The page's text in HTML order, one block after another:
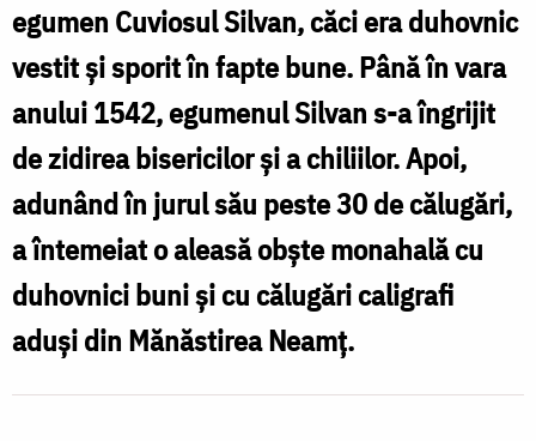
/
Foto:
Magda
Buftea
egumen Cuviosul Silvan, căci era duhovnic
vestit şi sporit în fapte bune. Până în vara
anului 1542, egumenul Silvan s-a îngrijit
de zidirea bisericilor şi a chiliilor. Apoi,
adunând în jurul său peste 30 de călugări,
a întemeiat o aleasă obşte monahală cu
duhovnici buni şi cu călugări caligrafi
aduşi din Mănăstirea Neamţ.